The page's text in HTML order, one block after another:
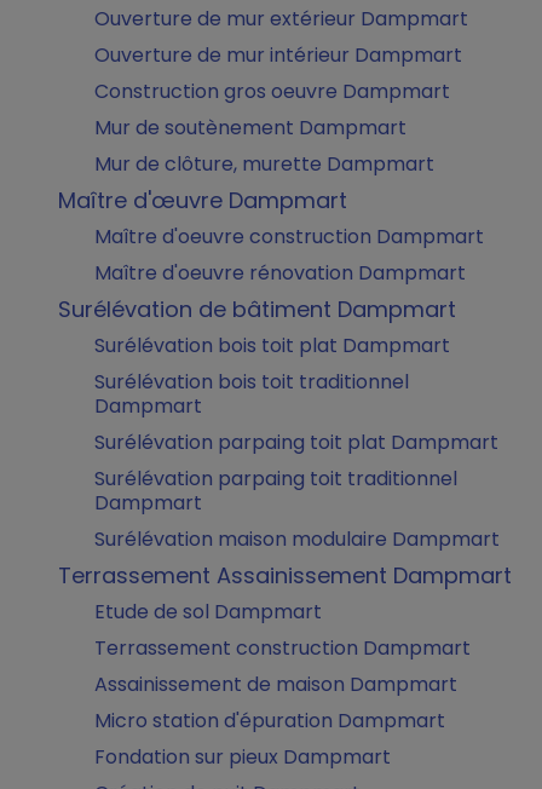
Ouverture de mur extérieur Dampmart
Ouverture de mur intérieur Dampmart
Construction gros oeuvre Dampmart
Mur de soutènement Dampmart
Mur de clôture, murette Dampmart
Maître d'œuvre Dampmart
Maître d'oeuvre construction Dampmart
Maître d'oeuvre rénovation Dampmart
Surélévation de bâtiment Dampmart
Surélévation bois toit plat Dampmart
Surélévation bois toit traditionnel
Dampmart
Surélévation parpaing toit plat Dampmart
Surélévation parpaing toit traditionnel
Dampmart
Surélévation maison modulaire Dampmart
Terrassement Assainissement Dampmart
Etude de sol Dampmart
Terrassement construction Dampmart
Assainissement de maison Dampmart
Micro station d'épuration Dampmart
Fondation sur pieux Dampmart